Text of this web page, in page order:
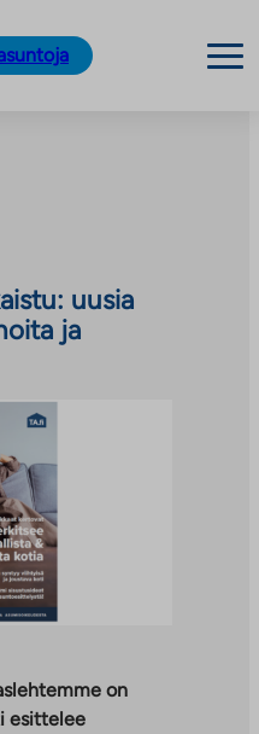
uusia
ja
on
esittelee